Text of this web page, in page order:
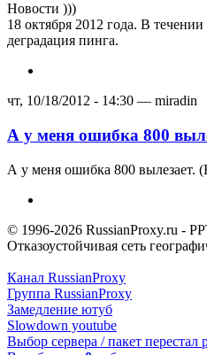
Новости )))
18 октября 2012 года. В
деградация пинга.
чт, 10/18/2012 - 14:30 — miradin
А у меня ошибка 800
А у меня ошибка 800 вылезает.
© 1996-2026 RussianProxy.ru -
Отказоустойчивая сеть
Канал RussianProxy
Группа RussianProxy
Замедление ютуб
Slowdown youtube
Выбор сервера / пакет перестал